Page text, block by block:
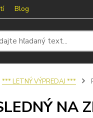
Blog
*** LETNÝ VÝPREDAJ ***
NA